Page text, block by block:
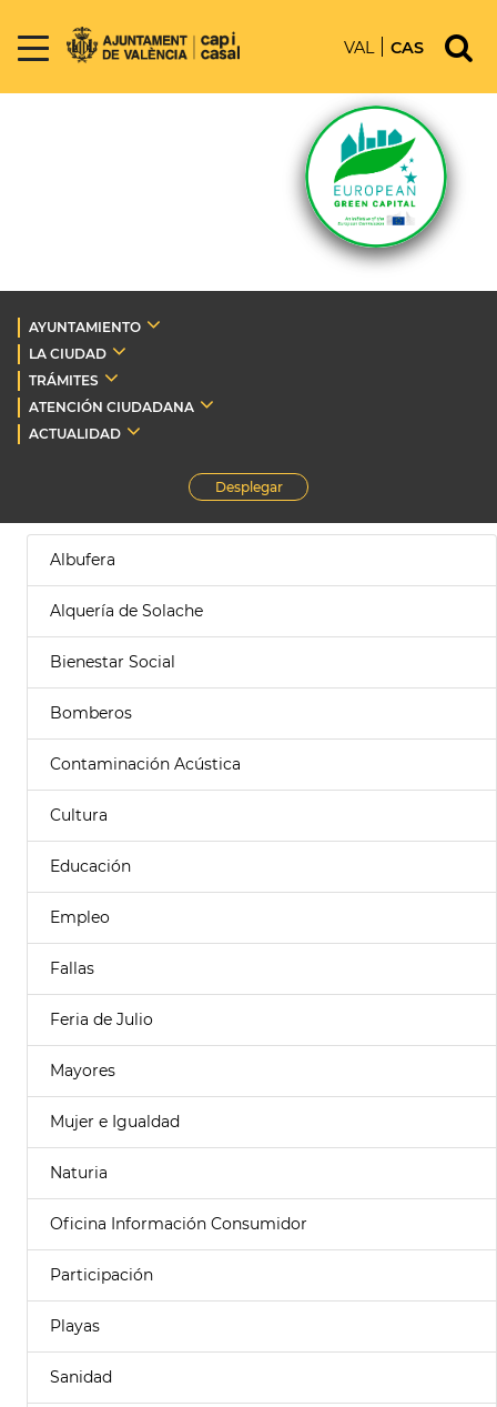
VAL CAS
AYUNTAMIENTO
LA CIUDAD
TRÁMITES
ATENCIÓN CIUDADANA
ACTUALIDAD
Desplegar
Albufera
Alquería de Solache
Bienestar Social
Bomberos
Contaminación Acústica
Cultura
Educación
Empleo
Fallas
Feria de Julio
Mayores
Mujer e Igualdad
Naturia
Oficina Información Consumidor
Participación
Playas
Sanidad